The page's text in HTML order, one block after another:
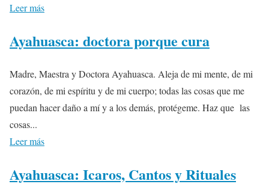
Leer más
Ayahuasca: doctora porque cura
Madre, Maestra y Doctora Ayahuasca. Aleja de mi mente, de mi
corazón, de mi espíritu y de mi cuerpo; todas las cosas que me
puedan hacer daño a mí y a los demás, protégeme. Haz que las
cosas...
Leer más
Ayahuasca: Icaros, Cantos y Rituales